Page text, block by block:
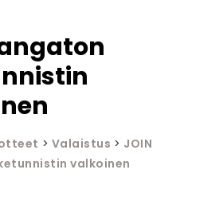
> Valaistus > JOIN
valkoinen